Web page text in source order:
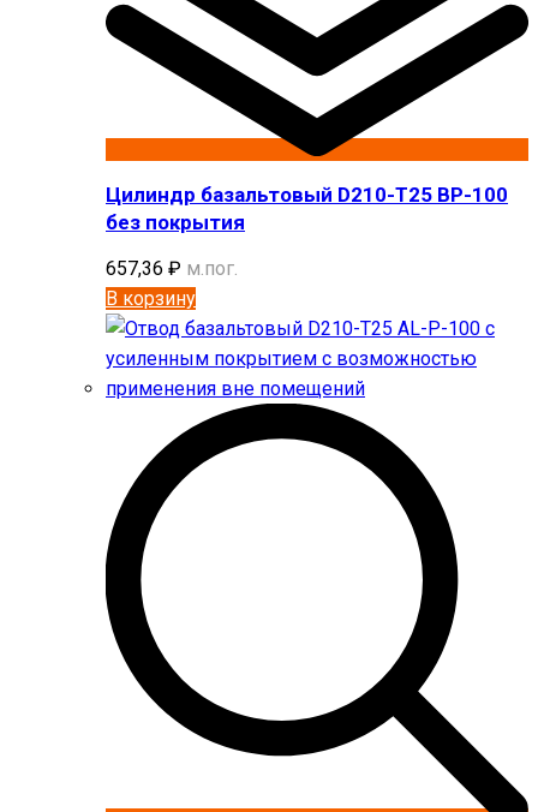
Цилиндр базальтовый D210-T25 BP-100
без покрытия
657,36 ₽ м.пог.
В корзину